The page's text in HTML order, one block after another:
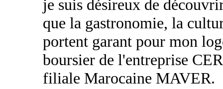
je suis désireux de
que la gastronomie, la
portent garant pour mon
boursier de l'entreprise
filiale Marocaine MAVER.